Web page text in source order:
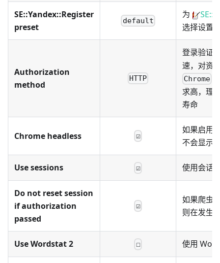
SE::Yandex::Register
preset
default
为
选择设置
Authorization
method
HTTP
登录验证
速，对资
Chrome
求高，理
寿命
Chrome headless ☑
如果启用
不会显示
Use sessions ☑ 使用会话
Do not reset session
if authorization
passed
☑
如果爬虫
则在发生
Use Wordstat 2 ☐ 使用